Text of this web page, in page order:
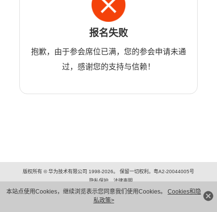
本站点使用Cookies，继续浏览表示您同意我们使用Cookies。 Cookies和隐
私政策>
报名失败
抱歉，由于参会席位已满，您的参会申请未通
过，感谢您的支持与信赖！
版权所有 © 华为技术有限公司 1998-2026。 保留一切权利。粤A2-20044005号
隐私保护
法律声明